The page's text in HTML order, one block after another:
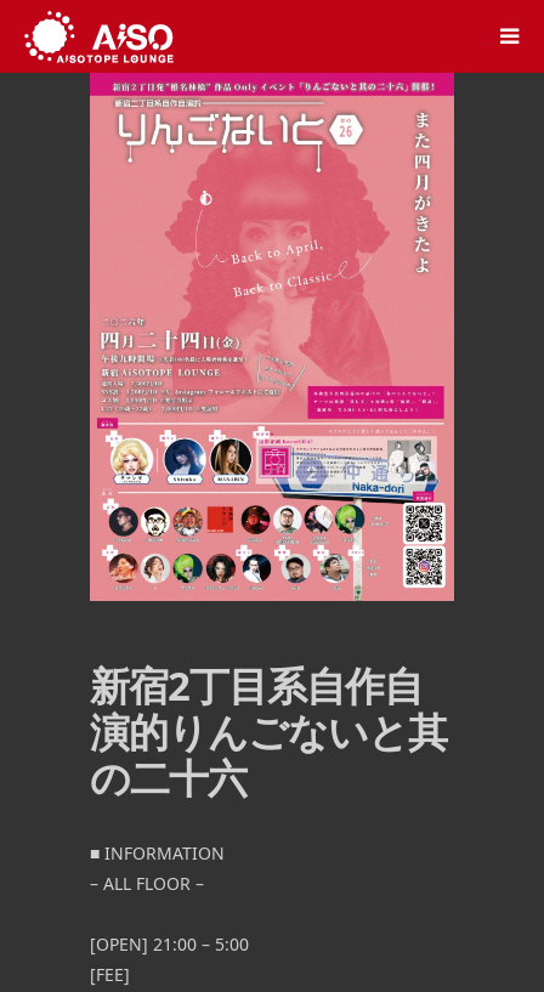
新宿2丁目系自作自
演的りんごないと其
の二十六
■ INFORMATION
– ALL FLOOR –
[OPEN] 21:00 – 5:00
[FEE]